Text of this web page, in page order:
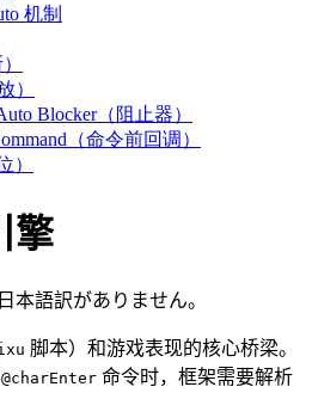
机制
）
Blocker（阻止器）
（命令前回调）
）
擎
本語訳がありません。
脚本）和游戏表现的核心桥梁。
@charEnter 命令时，框架需要解析